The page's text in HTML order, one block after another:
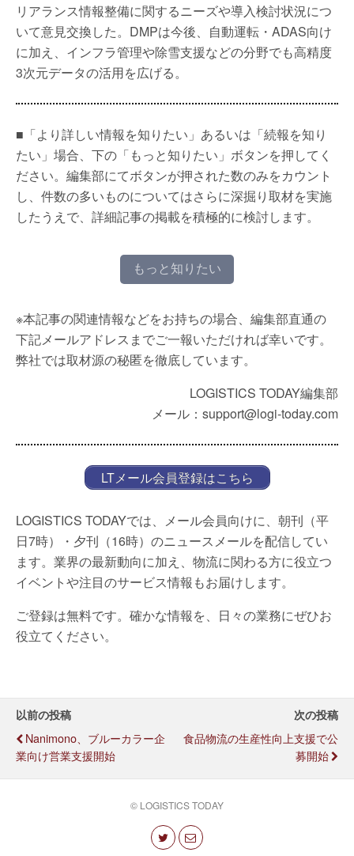
リアランス情報整備に関するニーズや導入検討状況につ
いて意見交換した。DMPは今後、自動運転・ADAS向け
に加え、インフラ管理や除雪支援などの分野でも高精度
3次元データの活用を広げる。
■「より詳しい情報を知りたい」あるいは「続報を知り
たい」場合、下の「もっと知りたい」ボタンを押してく
ださい。編集部にてボタンが押された数のみをカウント
し、件数の多いものについてはさらに深掘り取材を実施
したうえで、詳細記事の掲載を積極的に検討します。
もっと知りたい
※本記事の関連情報などをお持ちの場合、編集部直通の
下記メールアドレスまでご一報いただければ幸いです。
弊社では取材源の秘匿を徹底しています。
LOGISTICS TODAY編集部
メール：support@logi-today.com
LTメール会員登録はこちら
LOGISTICS TODAYでは、メール会員向けに、朝刊（平
日7時）・夕刊（16時）のニュースメールを配信してい
ます。業界の最新動向に加え、物流に関わる方に役立つ
イベントや注目のサービス情報もお届けします。
ご登録は無料です。確かな情報を、日々の業務にぜひお
役立てください。
以前の投稿
Nanimono、ブルーカラー企
業向け営業支援開始
次の投稿
食品物流の生産性向上支援で公
募開始
© LOGISTICS TODAY